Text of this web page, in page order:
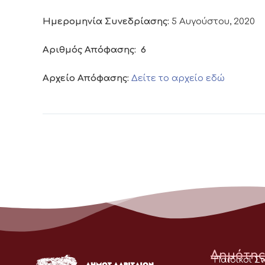
Ημερομηνία Συνεδρίασης: 5 Αυγούστου, 2020
Αριθμός Απόφασης: 6
Αρχείο Απόφασης: Δείτε το αρχείο εδώ
Παιδικοί